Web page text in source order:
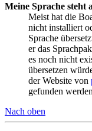
Meine Sprache steht
Meist hat die
nicht installiert
Sprache
er das
es noch nicht
übersetzen
der Website von
gefunden
Nach oben